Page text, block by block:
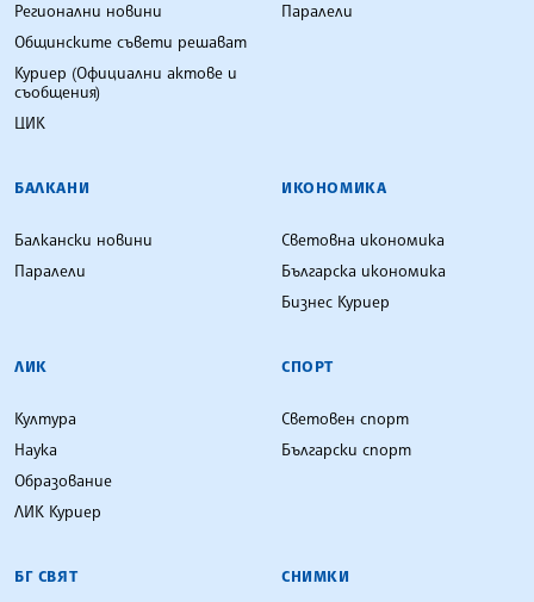
Регионални новини
Общинските съвети решават
Куриер (Официални актове и
съобщения)
ЦИК
Паралели
БАЛКАНИ
Балкански новини
Паралели
ИКОНОМИКА
Световна икономика
Българска икономика
Бизнес Куриер
ЛИК
Култура
Наука
Образование
ЛИК Куриер
СПОРТ
Световен спорт
Български спорт
БГ СВЯТ СНИМКИ